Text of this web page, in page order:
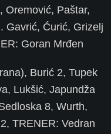
Oremović, Paštar,
Gavrić, Ćurić, Grizelj
Goran Mrđen
Burić 2, Tupek
Lukšić, Japundža
8, Wurth,
TRENER: Vedran